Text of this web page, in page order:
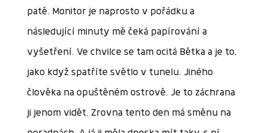
patě. Monitor je naprosto v pořádku a
následující minuty mě čeká papírování a
vyšetření. Ve chvilce se tam ocitá Bětka a je to,
jako když spatříte světlo v tunelu. Jiného
člověka na opuštěném ostrově. Je to záchrana
ji jenom vidět. Zrovna tento den má směnu na